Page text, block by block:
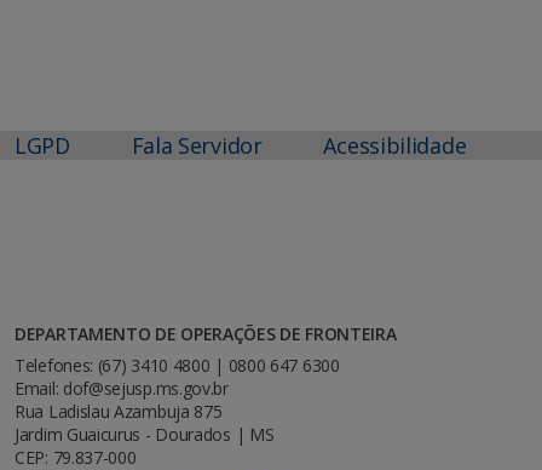
LGPD Fala Servidor Acessibilidade
DEPARTAMENTO DE OPERAÇÕES DE FRONTEIRA
Telefones: (67) 3410 4800 | 0800 647 6300
Email: dof@sejusp.ms.gov.br
Rua Ladislau Azambuja 875
Jardim Guaicurus - Dourados | MS
CEP: 79.837-000